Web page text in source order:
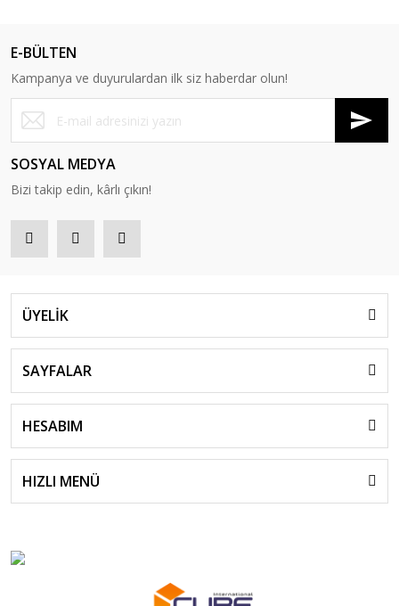
E-BÜLTEN
Kampanya ve duyurulardan ilk siz haberdar olun!
SOSYAL MEDYA
Bizi takip edin, kârlı çıkın!
ÜYELİK
SAYFALAR
HESABIM
HIZLI MENÜ